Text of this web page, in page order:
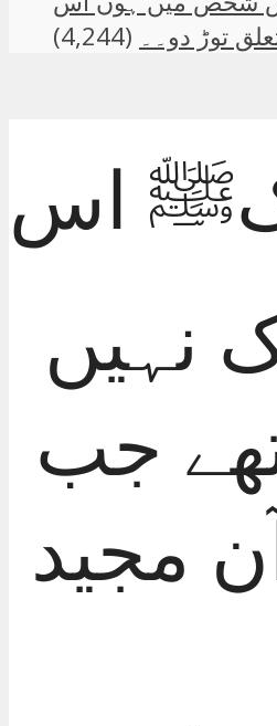
توڑ دو۔۔ (4,244)
اس
نہیں
جب
مجید